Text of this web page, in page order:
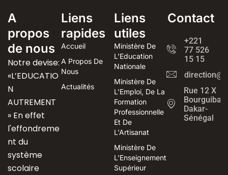
A
propos
de nous
Notre devise:
«L’EDUCATIO
N
AUTREMENT
» En effet
l'effondreme
nt du
système
scolaire
Liens
rapides
Accueil
A Propos De
Nous
Actualités
Liens
utiles
Ministère De
L'Education
Nationale
Ministère De
L'Emploi, De La
Formation
Professionnelle
Et De
L'Artisanat
Ministère De
L'Enseignement
Supérieur
Contact
+221
77 526
15 15
Rue 12 X
Bourguiba
Dakar-
Sénégal